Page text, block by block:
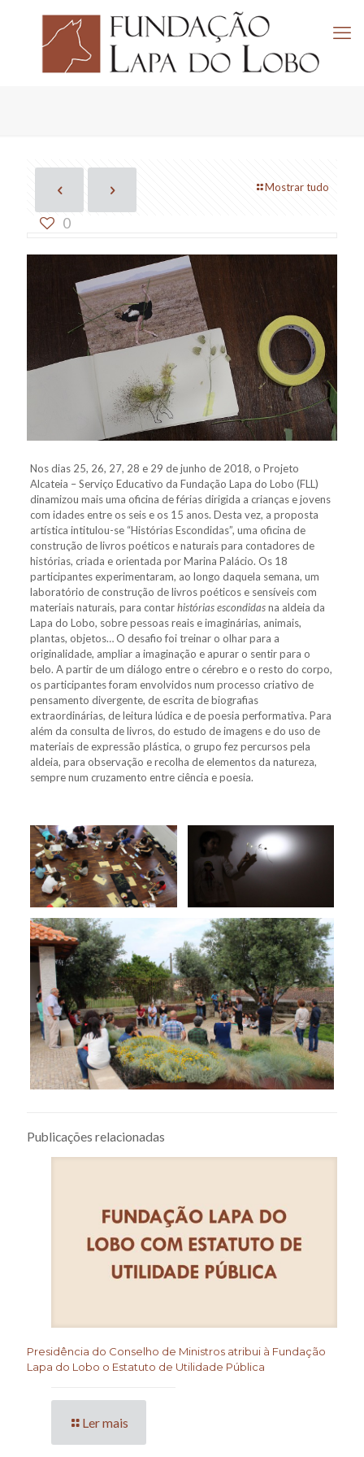
Mostrar tudo
0
Nos dias 25, 26, 27, 28 e 29 de junho de 2018, o Projeto
Alcateia – Serviço Educativo da Fundação Lapa do Lobo (FLL)
dinamizou mais uma oficina de férias dirigida a crianças e jovens
com idades entre os seis e os 15 anos. Desta vez, a proposta
artística intitulou-se “Histórias Escondidas”, uma oficina de
construção de livros poéticos e naturais para contadores de
histórias, criada e orientada por Marina Palácio. Os 18
participantes experimentaram, ao longo daquela semana, um
laboratório de construção de livros poéticos e sensíveis com
materiais naturais, para contarhistórias escondidasna aldeia da
Lapa do Lobo, sobre pessoas reais e imaginárias, animais,
plantas, objetos… O desafio foi treinar o olhar para a
originalidade, ampliar a imaginação e apurar o sentir para o
belo. A partir de um diálogo entre o cérebro e o resto do corpo,
os participantes foram envolvidos num processo criativo de
pensamento divergente, de escrita de biografias
extraordinárias, de leitura lúdica e de poesia performativa. Para
além da consulta de livros, do estudo de imagens e do uso de
materiais de expressão plástica, o grupo fez percursos pela
aldeia, para observação e recolha de elementos da natureza,
sempre num cruzamento entre ciência e poesia.
Publicações relacionadas
Presidência do Conselho de Ministros atribui à Fundação
Lapa do Lobo o Estatuto de Utilidade Pública
Ler mais